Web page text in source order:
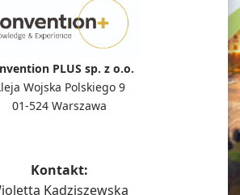
PLUS sp. z o.o.
Wojska Polskiego 9
01-524 Warszawa
Kontakt:
Kadziszewska